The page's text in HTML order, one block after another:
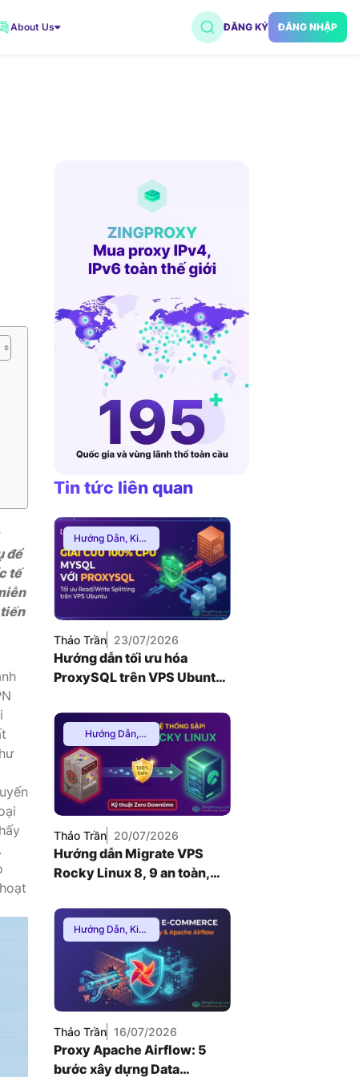
VNDC 18
15.000đ/Ngày
VNDC 20
35.000đ/Ngày
8.000đ/Ngày
20.000đ/Ngày
About Us ĐĂNG KÝ ĐĂNG NHẬP
để
tế
Tin tức liên quan
Hướng Dẫn, Kiến
Thức Proxy
Thảo Trần 23/07/2026
Hướng dẫn tối ưu hóa
ProxySQL trên VPS Ubuntu
Database MySQL (2026)
Hướng Dẫn,
Mạng Internnet
Thảo Trần 20/07/2026
Hướng dẫn Migrate VPS
Rocky Linux 8, 9 an toàn,
Hướng Dẫn, Kiến
Thức Proxy,
Proxy Dân Cư
Thảo Trần 16/07/2026
Proxy Apache Airflow: 5
bước xây dựng Data